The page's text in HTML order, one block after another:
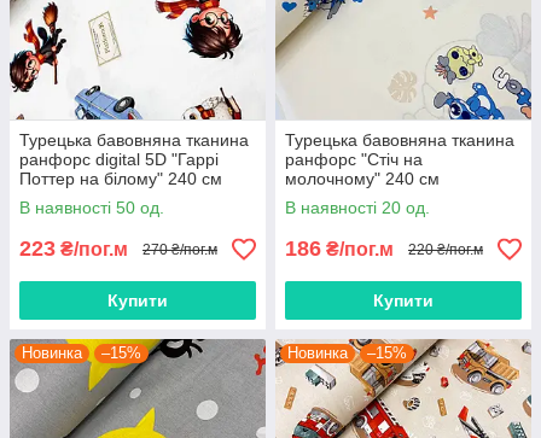
Турецька бавовняна тканина
ранфорс digital 5D "Гаррі
Поттер на білому" 240 см
В наявності 50 од.
223 ₴/пог.м 270 ₴/пог.м
Купити
Турецька бавовняна тканина
ранфорс "Стіч на
молочному" 240 см
В наявності 20 од.
186 ₴/пог.м 220 ₴/пог.м
Купити
Новинка –15% Новинка –15%